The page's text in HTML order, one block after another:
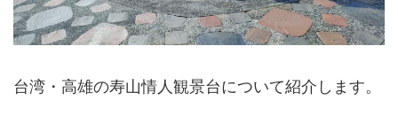
台湾・高雄の寿山情人観景台について紹介します。